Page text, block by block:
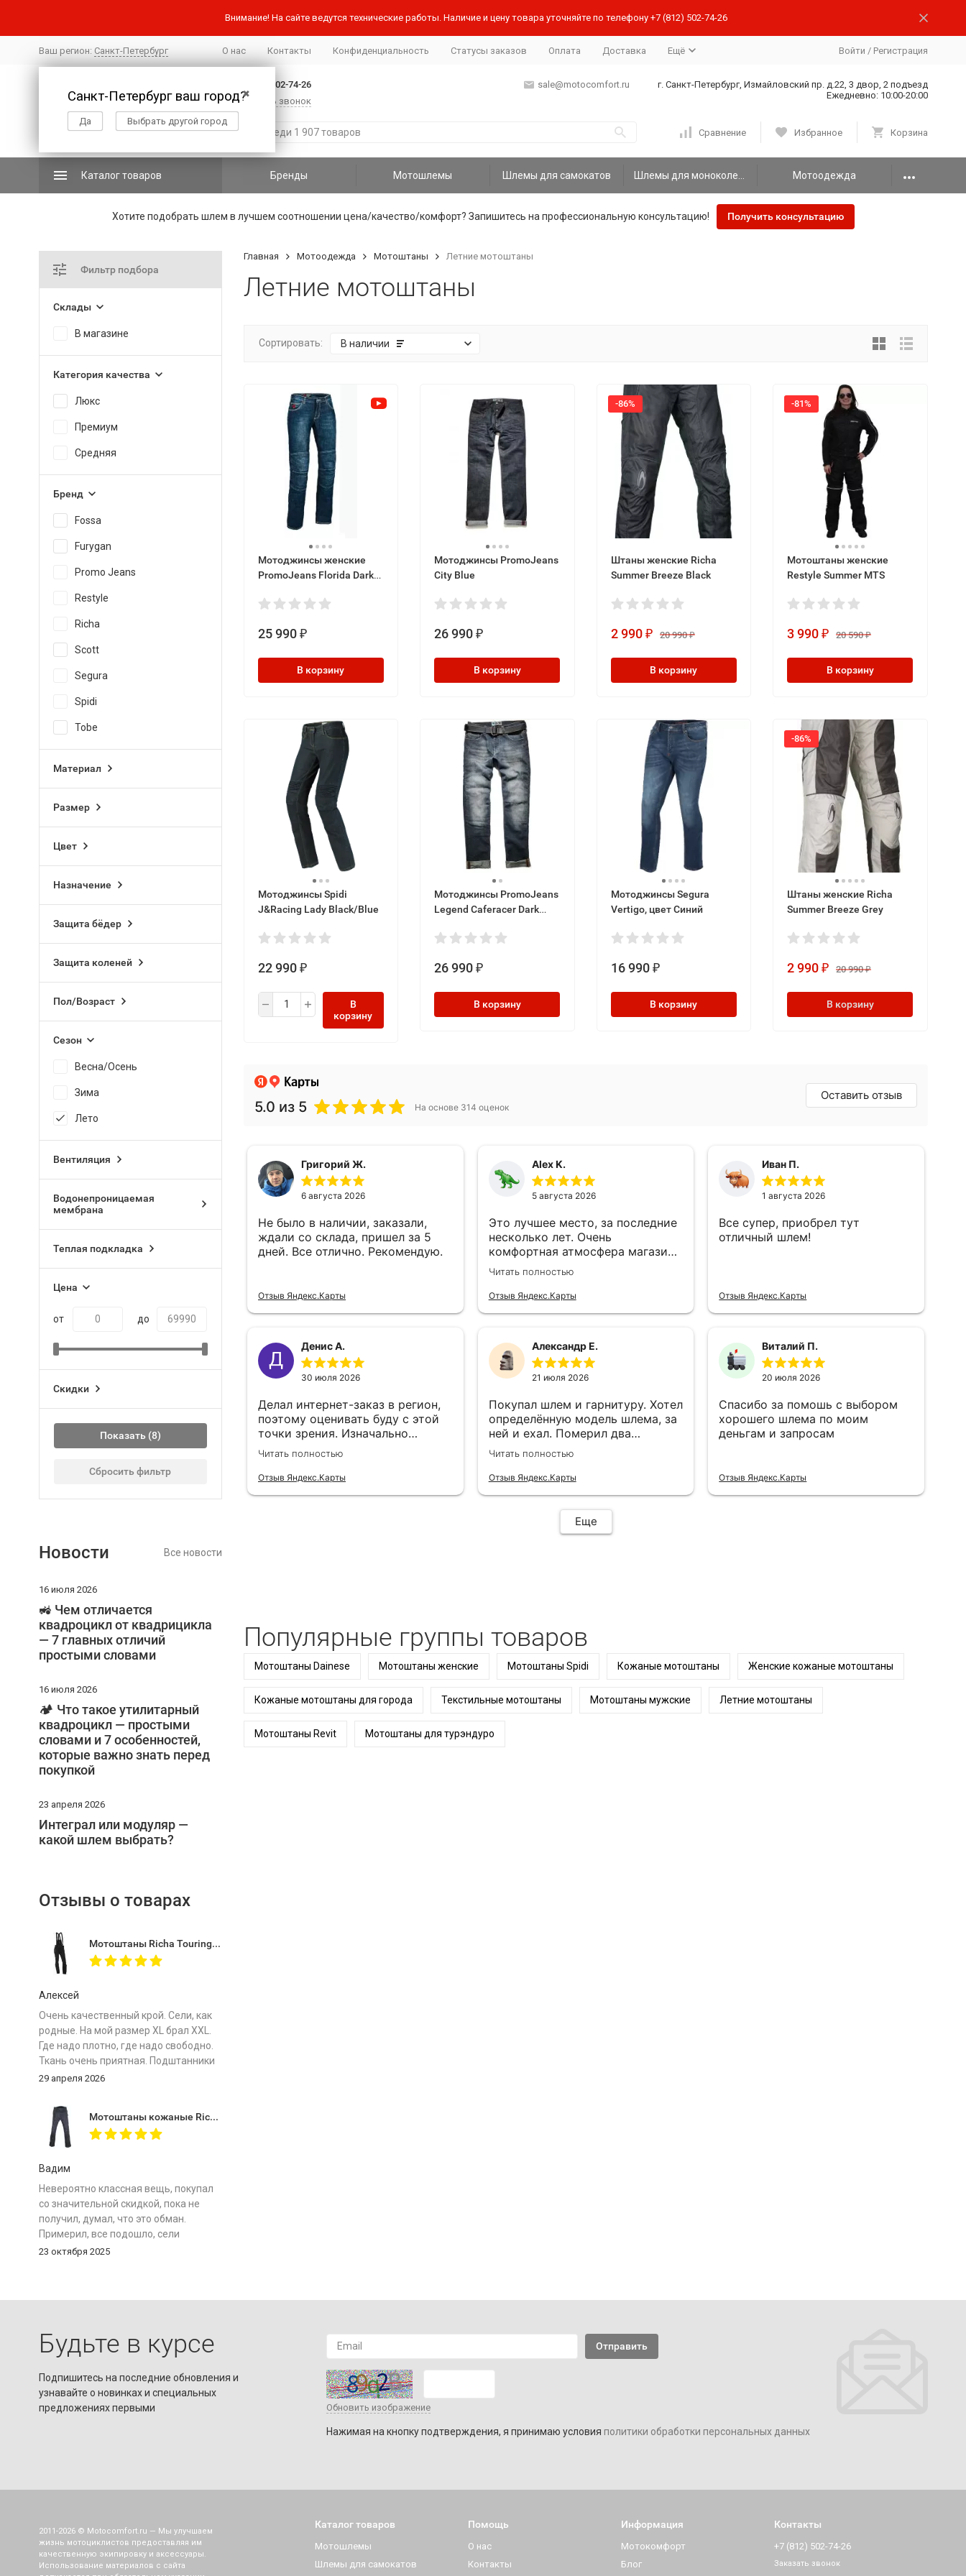
Внимание! На сайте ведутся технические работы. Наличие и цену товара уточняйте по телефону +7 (812) 502-74-26
Ваш регион: Санкт-Петербург
✖
Санкт-Петербург ваш город?
Да Выбрать другой город
О нас Контакты Конфиденциальность Статусы заказов Оплата Доставка Ещё Войти / Регистрация
+7 (812) 502-74-26
Заказать звонок
sale@motocomfort.ru
г. Санкт-Петербург, Измайловский пр. д.22, 3 двор, 2 подъезд
Ежедневно: 10:00-20:00
Сравнение Избранное Корзина
Каталог товаров Бренды Мотошлемы Шлемы для самокатов Мотоодежда
Хотите подобрать шлем в лучшем соотношении цена/качество/комфорт? Запишитесь на профессиональную консультацию! Получить консультацию
Главная Мотоодежда Мотоштаны Летние мотоштаны
Летние мотоштаны
Сортировать: В наличии
Мотоджинсы женские
PromoJeans Florida Dark
25 990 ₽
В корзину
Мотоджинсы PromoJeans
City Blue
26 990 ₽
В корзину
-86%
Штаны женские Richa
Summer Breeze Black
2 990 ₽ 20 990 ₽
В корзину
-81%
Мотоштаны женские
Restyle Summer MTS
3 990 ₽ 20 590 ₽
В корзину
Мотоджинсы Spidi
J&Racing Lady Black/Blue
22 990 ₽
В
корзину
Мотоджинсы PromoJeans
Legend Caferacer Dark
26 990 ₽
В корзину
Мотоджинсы Segura
Vertigo, цвет Синий
16 990 ₽
В корзину
-86%
Штаны женские Richa
Summer Breeze Grey
2 990 ₽ 20 990 ₽
В корзину
Популярные группы товаров
Мотоштаны Dainese Мотоштаны женские Мотоштаны Spidi Кожаные мотоштаны Женские кожаные мотоштаны
Кожаные мотоштаны для города Текстильные мотоштаны Мотоштаны мужские Летние мотоштаны
Мотоштаны Revit Мотоштаны для турэндуро
Фильтр подбора
Склады
В магазине
Категория качества
Люкс
Премиум
Средняя
Бренд
Fossa
Furygan
Promo Jeans
Restyle
Richa
Scott
Segura
Spidi
Tobe
Материал
Размер
Цвет
Назначение
Защита бёдер
Защита коленей
Пол/Возраст
Сезон
Весна/Осень
Зима
Лето
Вентиляция
Водонепроницаемая
мембрана
Теплая подкладка
Цена
от до
Скидки
Показать
Сбросить фильтр
Новости Все новости
16 июля 2026
🚜 Чем отличается
квадроцикл от квадрицикла
— 7 главных отличий
простыми словами
16 июля 2026
🏕️ Что такое утилитарный
квадроцикл — простыми
словами и 7 особенностей,
которые важно знать перед
покупкой
23 апреля 2026
Интеграл или модуляр —
какой шлем выбрать?
Отзывы о товарах
Мотоштаны Richa Touring C-Change Trousers Men Black
Алексей
Очень качественный крой. Сели, как
родные. На мой размер ХL брал XXL.
Где надо плотно, где надо свободно.
Ткань очень приятная. Подштанники
особенно комфортные. Важно -
Сравниваю с отечественными
топовыми штанами одного бренда и
рыдаю... Почему у меня не было таких
в моем путешествии на Байкал.
Огромное спасибо магазину за
29 апреля 2026
Мотоштаны кожаные Richa Vintage Black
Вадим
Невероятно классная вещь, покупал
со значительной скидкой, пока не
получил, думал, что это обман.
Примерил, все подошло, сели
идеально. Они сероватого цвета, не
штаны могут оказаться
коротковатыми. Очень рад покупке.
23 октября 2025
Будьте в курсе
Подпишитесь на последние обновления и
узнавайте о новинках и специальных
предложениях первыми
Обновить изображение
Нажимая на кнопку подтверждения, я принимаю условия политики обработки персональных данных
2011-2026 © Motocomfort.ru — Мы улучшаем
жизнь мотоциклистов предоставляя им
качественную экипировку и аксессуары.
Использование материалов с сайта
Каталог товаров
Мотошлемы
Шлемы для самокатов
Помощь
О нас
Контакты
Информация
Мотокомфорт
Блог
Контакты
+7 (812) 502-74-26
Заказать звонок